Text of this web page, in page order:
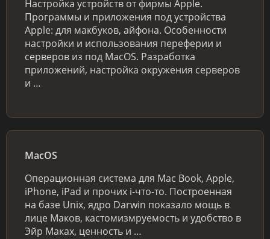
Настройка устройств от фирмы Apple.
Программы и приложения под устройства
Apple: для макбуков, айфона. Особенности
настройки и использования переферии и
серверов из под MacOS. Разработка
приложений, настройка окружения серверов
и …
MacOS
Операционная система для Mac Book, Apple,
iPhone, iPad и прочих i-что-то. Построенная
на базе Unix, ядро Darwin показало мощь в
лице Маков, кастомизмруемость и удобство в
Эйр Маках, ценность и …